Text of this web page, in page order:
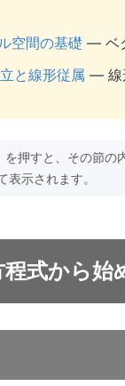
空間の基礎 — ベ
と線形従属 — 線
を押すと、その節の
表示されます。
式から始